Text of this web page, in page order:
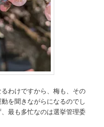
わけですから、梅も、その
を聞きながらになるのでし
最も多忙なのは選挙管理委